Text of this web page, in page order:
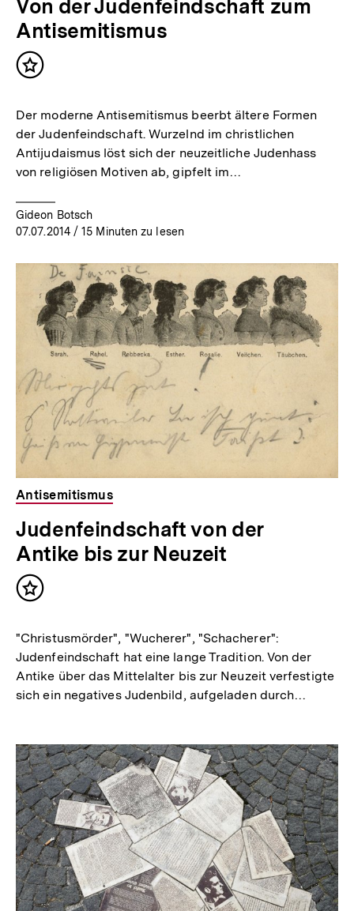
Von der Judenfeindschaft zum
Antisemitismus
Inhalt
Der moderne Antisemitismus beerbt ältere Formen
der Judenfeindschaft. Wurzelnd im christlichen
Antijudaismus löst sich der neuzeitliche Judenhass
von religiösen Motiven ab, gipfelt im…
Gideon Botsch
07.07.2014/ 15 Minuten zu lesen
Antisemitismus
Judenfeindschaft von der
Antike bis zur Neuzeit
Inhalt
"Christusmörder", "Wucherer", "Schacherer":
Judenfeindschaft hat eine lange Tradition. Von der
Antike über das Mittelalter bis zur Neuzeit verfestigte
sich ein negatives Judenbild, aufgeladen durch…